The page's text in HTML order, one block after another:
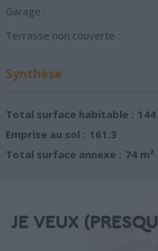
Garage :
Terrasse non couverte :
Synthèse
Total surface habitable : 144
Emprise au sol : 161.3
Total surface annexe : 74 m²
JE VEUX